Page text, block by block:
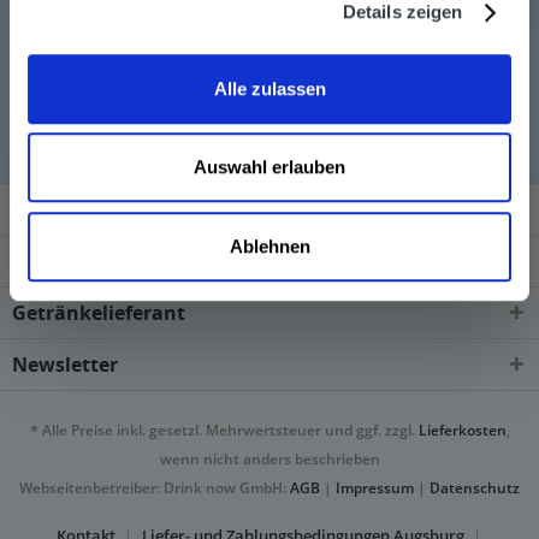
Details zeigen
Alle zulassen
Auswahl erlauben
Ablehnen
Kano wird in den folgenden Regionen, Städten, Orten
Service Hotline
Getränkelieferant
Newsletter
* Alle Preise inkl. gesetzl. Mehrwertsteuer und ggf. zzgl. Lieferkosten,
wenn nicht anders beschrieben
Webseitenbetreiber: Drink now GmbH: AGB | Impressum | Datenschutz